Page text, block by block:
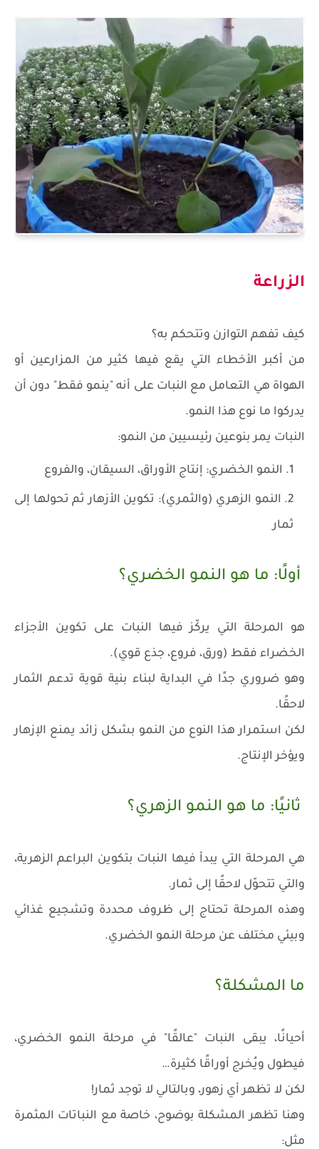
الزراعة
كيف تفهم التوازن وتتحكم به؟
من أكبر الأخطاء التي يقع فيها كثير من المزارعين أو
الهواة هي التعامل مع النبات على أنه "ينمو فقط" دون أن
يدركوا ما نوع هذا النمو.
النبات يمر بنوعين رئيسيين من النمو:
النمو الخضري: إنتاج الأوراق، السيقان، والفروع
النمو الزهري (والثمري): تكوين الأزهار ثم تحولها إلى
ثمار
أولًا: ما هو النمو الخضري؟
هو المرحلة التي يركّز فيها النبات على تكوين الأجزاء
الخضراء فقط (ورق، فروع، جذع قوي).
وهو ضروري جدًا في البداية لبناء بنية قوية تدعم الثمار
لاحقًا.
لكن استمرار هذا النوع من النمو بشكل زائد يمنع الإزهار
ويؤخر الإنتاج.
ثانيًا: ما هو النمو الزهري؟
هي المرحلة التي يبدأ فيها النبات بتكوين البراعم الزهرية،
والتي تتحوّل لاحقًا إلى ثمار.
وهذه المرحلة تحتاج إلى ظروف محددة وتشجيع غذائي
وبيئي مختلف عن مرحلة النمو الخضري.
ما المشكلة؟
أحيانًا، يبقى النبات "عالقًا" في مرحلة النمو الخضري،
فيطول ويُخرج أوراقًا كثيرة…
لكن لا تظهر أي زهور، وبالتالي لا توجد ثمار!
وهنا تظهر المشكلة بوضوح، خاصة مع النباتات المثمرة
مثل: